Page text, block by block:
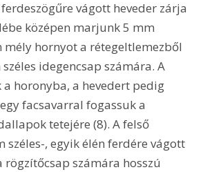
vágott heveder zárja
középen marjunk 5 mm
mély hornyot a rétegeltlemezből
idegencsap számára. A
a horonyba, a hevedert pedig
facsavarral fogassuk a
tetejére (8). A felső
széles-, egyik élén ferdére vágott
számára hosszú